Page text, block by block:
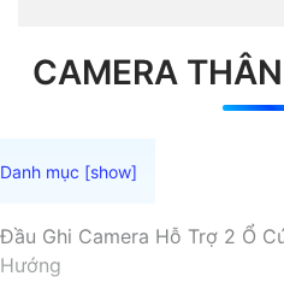
CAMERA
Đầu Ghi Camera Hỗ Trợ 2 Ổ
Hướng